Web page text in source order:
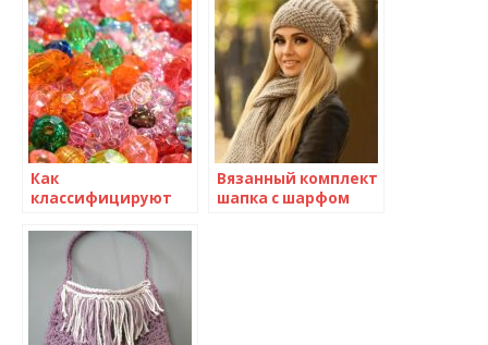
Как
классифицируют
разновидностям
Вязанный комплект
шапка с шарфом